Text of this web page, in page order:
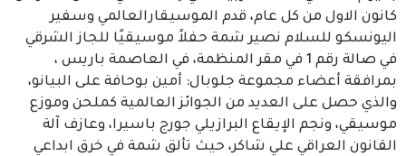
كانون الاول من كل عام، قدم الموسيقارالعالمي وسفير
اليونسكو للسلام نصير شمة حفلاً موسيقيًا للجاز الشرقي
في صالة رقم 1 في مقر المنظمة، في العاصمة باريس ،
بمرافقة أعضاء مجموعة جلوبال: أمين بوحافة على البيانو،
والذي حصل على العديد من الجوائز العالمية كملحن وموزع
موسيقي، ونجم الإيقاع البرازيلي جورج باسيرا، وعازف آلة
القانون العراقي علي شاكر، حيث تألق شمة في خرق ابداعي